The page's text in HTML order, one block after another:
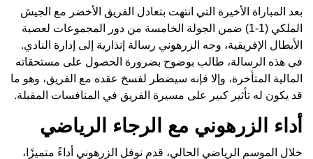
بعد المباراة الأخيرة التي انتهت بتعادل الفريق الأخضر مع الجيش
الملكي (1-1) ضمن الجولة الخامسة من دور المجموعات لعصبة
الأبطال الإفريقية، وجه الزرهوني رسالة إنذارية إلى إدارة النادي.
في هذه الرسالة، طالب بوضوح بضرورة الحصول على مستحقاته
المالية المتأخرة، وإلا فإنه سيضطر لفسخ عقده مع الفريق، وهو ما
قد يكون له تأثير كبير على مسيرة الفريق في المنافسات المقبلة.
أداء الزرهوني مع الرجاء الرياضي
خلال الموسم الرياضي الحالي، قدم نوفل الزرهوني أداءً متميزًا،